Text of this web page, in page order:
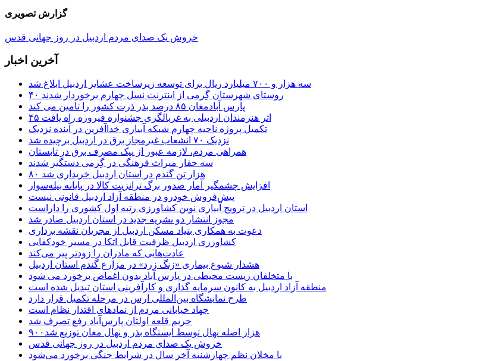
گزارش تصویری
خروش یک صدای مردم اردبیل در روز جهانی قدس
آخرین اخبار
سه هزار و ۷۰۰ میلیارد ریال برای توسعه زیرساخت عشایر اردبیل ابلاغ شد
۴۰ روستای شهرستان گِرمی از اینترنت نسل چهارم برخوردار شدند
پارس آبادمغان ۸۵ درصد بذر ذرت کشور را تامین می کند
۴۵ اثر هنرمندان اردبیلی به غربالگری جشنواره فیروزه راه یافت
تکمیل پروژه ناحیه چهارم شبکه آبیاری خداآفرین در آینده نزدیک
نزدیک ۷۰ انشعاب غیرمجاز برق در اردبیل برچیده شد
همراهی مردم، لازمه عبور از پیک مصرف برق در تابستان
سه حفار میراث فرهنگی در گِرمی دستگیر شدند
۸۰ هزار تن گندم در استان اردبیل خریداری شد
افزایش چشمگیر آمار صدور برگ ترانزیت کالا در پایانه بیله‌سوار
پیش‌فروش خودرو در منطقه آزاد اردبیل قانونی نیست
استان اردبیل در ترویج آبیاری نوین کشاورزی رتبه اول کشوری را داراست
مجوز انتشار دو نشریه جدید در استان اردبیل صادر شد
دعوت به همکاری بنیاد مسکن اردبیل از مجریان نقشه برداری
کشاورزی اردبیل ظرفیت قابل اتکا در مسیر خودکفایی
عادت‌هایی که مادران را زودتر پیر می‌کند
هشدار شیوع بیماری «زنگ زرد» در مزارع گندم استان اردبیل
با متخلفان زیست محیطی در پارس آباد بدون اغماض برخورد می شود
منطقه آزاد اردبیل به کانون سرمایه گذاری و کارآفرینی استان تبدیل شده است
طرح نمایشگاه بین‌المللی ارس در مرحله تکمیل قرار دارد
جهاد خیابانی مردم از نمادهای اقتدار نظام است
حریم قلعه اولتان پارس‌آباد رفع تصرف شد
۹۰۰هزار اصله نهال توسط ایستگاه بذر و نهال مغان توزیع شد
خروش یک صدای مردم اردبیل در روز جهانی قدس
با مخلان نظم چهارشنبه‌ آخر سال در شرایط جنگی برخورد می‌شود